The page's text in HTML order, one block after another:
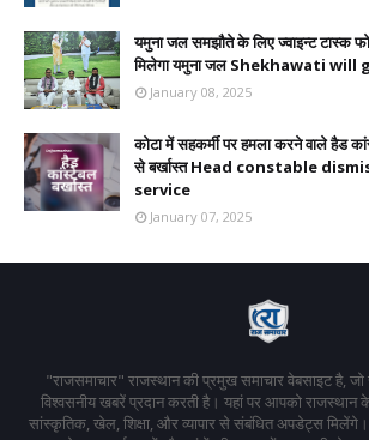
यमुना जल समझौते के लिए ज्वाइन्ट टास्क
मिलेगा यमुना जल Shekhawati
January 08, 2025
कोटा में सहकर्मी पर हमला करने वाले हैड
से बर्खास्त Head constable
service
January 07, 2025
"राजसमाचार" राजस्थान की प्रमुख समाचार वेबसाइट है,
विश्वसनीय खबरें प्रदान करती है। यहां पर आपको राजस्थान
सांस्कृतिक, खेल, शिक्षा, और व्यापार से संबंधित अपडेट्स